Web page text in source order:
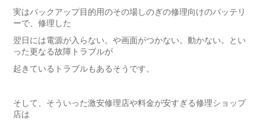
実はバックアップ目的用のその場しのぎの修理向けのバッテリ
ーで、修理した
翌日には電源が入らない。や画面がつかない。動かない。とい
った更なる故障トラブルが
起きているトラブルもあるそうです。
そして、そういった激安修理店や料金が安すぎる修理ショップ
店は